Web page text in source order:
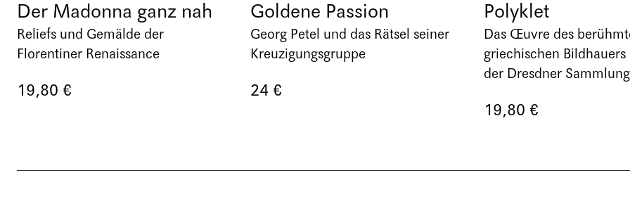
Der Madonna ganz nah
Reliefs und Gemälde der
Florentiner Renaissance
19,80 €
Goldene Passion
Georg Petel und das Rätsel seiner
Kreuzigungsgruppe
24 €
Polyklet
Das Œuvre des
griechischen Bildhauers
der Dresdner Sammlung
19,80 €